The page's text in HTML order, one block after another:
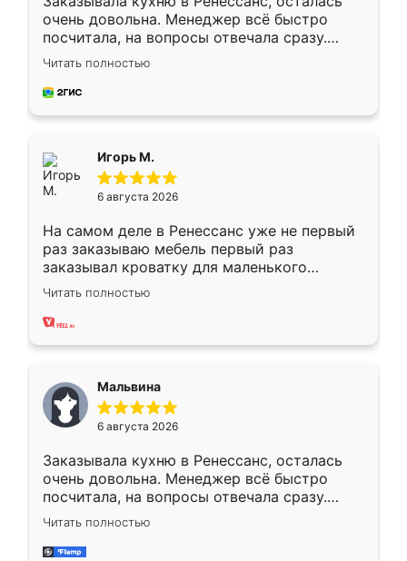
очень довольна. Менеджер всё быстро
посчитала, на вопросы отвечала сразу.
Замерщик приехал в субботу, подошёл к
делу со всей ответственностью. Собрали
за день, ребята работали аккуратно, даже
Читать полностью
Игорь М.
6 августа 2026
На самом деле в Ренессанс уже не первый
раз заказываю мебель первый раз
заказывал кроватку для маленького
ребёнка при его рождении ,во второй раз
заказал шкаф-купе. По качеству очень
хорошее сборка достаточно быстрая,
меньше, здесь же он более разнообразный.
Мне нравится ,если что-то потребуется из
мебели буду заказывать только здесь.
Читать полностью
Мальвина
6 августа 2026
Заказывала кухню в Ренессанс, осталась
очень довольна. Менеджер всё быстро
посчитала, на вопросы отвечала сразу.
Замерщик приехал в субботу, подошёл к
делу со всей ответственностью. Собрали
за день, ребята работали аккуратно, даже
Читать полностью